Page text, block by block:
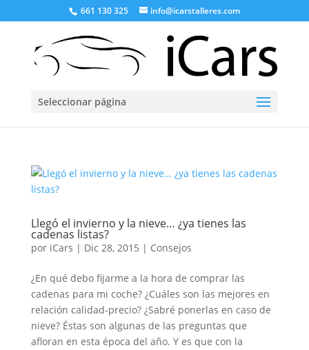
661 130 325 info@icarstalleres.com
Seleccionar página
Llegó el invierno y la nieve… ¿ya tienes las
cadenas listas?
por iCars | Dic 28, 2015 | Consejos
¿En qué debo fijarme a la hora de comprar las
cadenas para mi coche? ¿Cuáles son las mejores en
relación calidad-precio? ¿Sabré ponerlas en caso de
nieve? Éstas son algunas de las preguntas que
afloran en esta época del año. Y es que con la